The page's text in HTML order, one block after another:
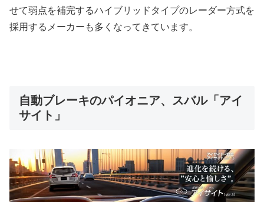
せて弱点を補完するハイブリッドタイプのレーダー方式を
採用するメーカーも多くなってきています。
自動ブレーキのパイオニア、スバル「アイ
サイト」